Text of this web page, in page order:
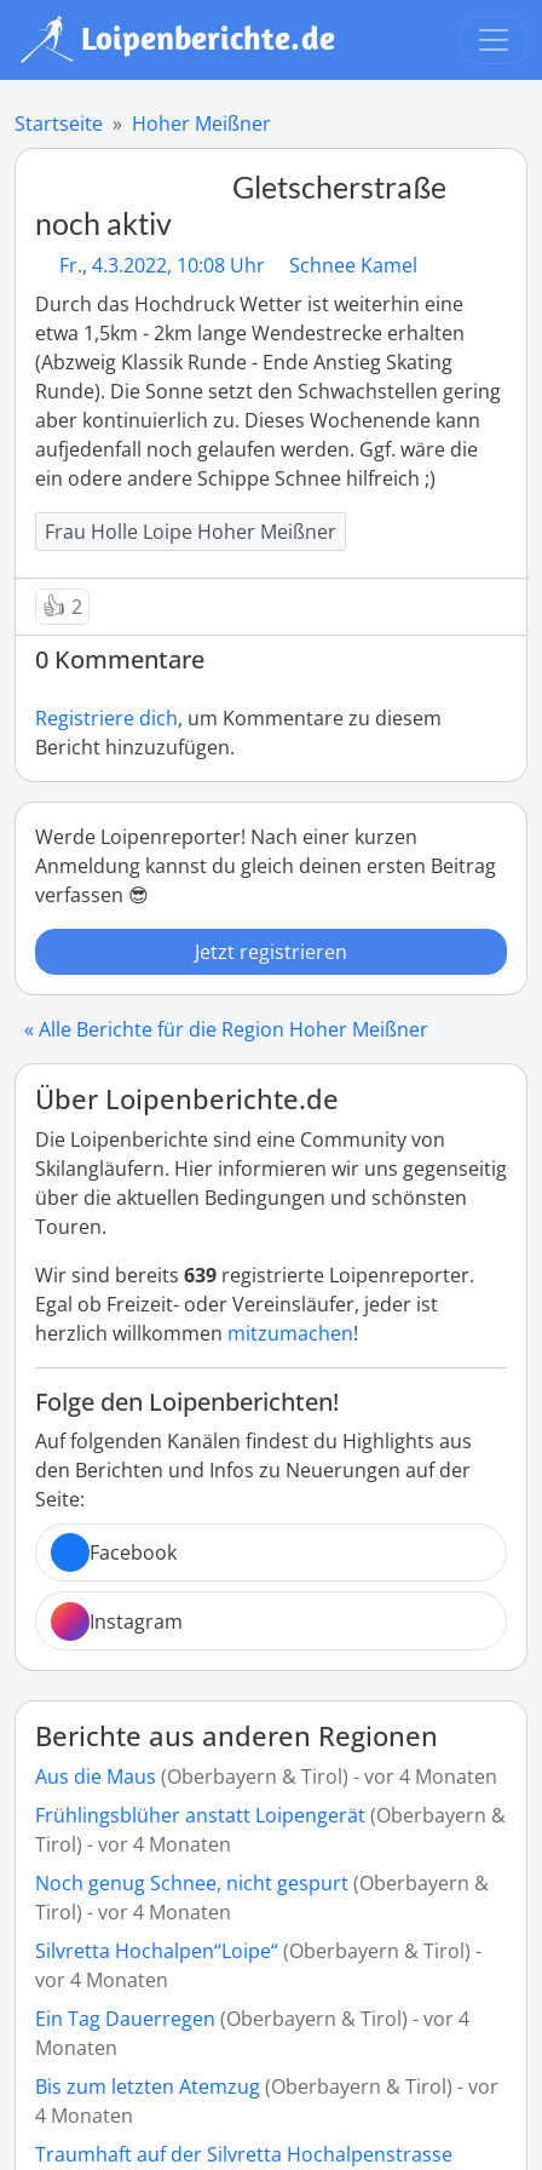
Startseite Hoher Meißner
Gletscherstraße
noch aktiv
Fr., 4.3.2022, 10:08 Uhr
Schnee Kamel
Durch das Hochdruck Wetter ist weiterhin eine
etwa 1,5km - 2km lange Wendestrecke erhalten
(Abzweig Klassik Runde - Ende Anstieg Skating
Runde). Die Sonne setzt den Schwachstellen gering
aber kontinuierlich zu. Dieses Wochenende kann
aufjedenfall noch gelaufen werden. Ggf. wäre die
ein odere andere Schippe Schnee hilfreich ;)
Frau Holle Loipe Hoher Meißner
👍 2
0 Kommentare
Registriere dich, um Kommentare zu diesem
Bericht hinzuzufügen.
Werde Loipenreporter! Nach einer kurzen
Anmeldung kannst du gleich deinen ersten Beitrag
verfassen 😎
Jetzt registrieren
« Alle Berichte für die Region Hoher Meißner
Über Loipenberichte.de
Die Loipenberichte sind eine Community von
Skilangläufern. Hier informieren wir uns gegenseitig
über die aktuellen Bedingungen und schönsten
Touren.
Wir sind bereits 639 registrierte Loipenreporter.
Egal ob Freizeit- oder Vereinsläufer, jeder ist
herzlich willkommen mitzumachen!
Folge den Loipenberichten!
Auf folgenden Kanälen findest du Highlights aus
den Berichten und Infos zu Neuerungen auf der
Seite:
Facebook
Instagram
Berichte aus anderen Regionen
Aus die Maus (Oberbayern & Tirol) - vor 4 Monaten
Frühlingsblüher anstatt Loipengerät(Oberbayern &
Tirol) - vor 4 Monaten
Noch genug Schnee, nicht gespurt(Oberbayern &
Tirol) - vor 4 Monaten
Silvretta Hochalpen“Loipe“(Oberbayern & Tirol) -
vor 4 Monaten
Ein Tag Dauerregen (Oberbayern & Tirol) - vor 4
Monaten
Bis zum letzten Atemzug(Oberbayern & Tirol) - vor
4 Monaten
Traumhaft auf der Silvretta Hochalpenstrasse